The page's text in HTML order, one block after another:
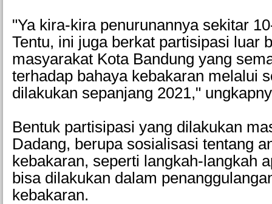
"Ya kira-kira penurunannya sekitar
Tentu, ini juga berkat partisipasi luar
masyarakat Kota Bandung yang
terhadap bahaya kebakaran melalui
dilakukan sepanjang 2021,"
Bentuk partisipasi yang dilakukan
Dadang, berupa sosialisasi tentang
kebakaran, seperti langkah-langkah
bisa dilakukan dalam
kebakaran.